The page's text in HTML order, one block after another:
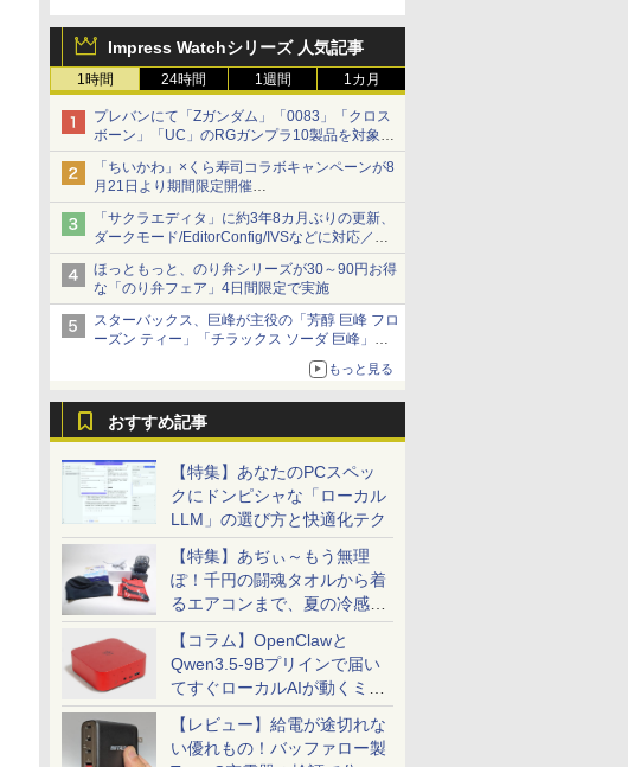
Impress Watchシリーズ 人気記事
1時間 24時間 1週間 1カ月
プレバンにて「Zガンダム」「0083」「クロス
ボーン」「UC」のRGガンプラ10製品を対象に
した抽選販売が8月10日11時より実施！
「ちいかわ」×くら寿司コラボキャンペーンが8
月21日より期間限定開催
オリジナルの湯呑みや寿司皿が景品に登場！
「サクラエディタ」に約3年8カ月ぶりの更新、
ダークモード/EditorConfig/IVSなどに対応／複
数の脆弱性に対処したセキュリティアップデー
ト
ほっともっと、のり弁シリーズが30～90円お得
な「のり弁フェア」4日間限定で実施
スターバックス、巨峰が主役の「芳醇 巨峰 フロ
ーズン ティー」「チラックス ソーダ 巨峰」発
もっと見る
おすすめ記事
【特集】あなたのPCスペッ
クにドンピシャな「ローカル
LLM」の選び方と快適化テク
【特集】あぢぃ～もう無理
ぽ！千円の闘魂タオルから着
るエアコンまで、夏の冷感グ
ッズ一挙紹介
【コラム】OpenClawと
Qwen3.5-9Bプリインで届い
てすぐローカルAIが動くミニ
PC「SER9 Pro」
【レビュー】給電が途切れな
い優れもの！バッファロー製